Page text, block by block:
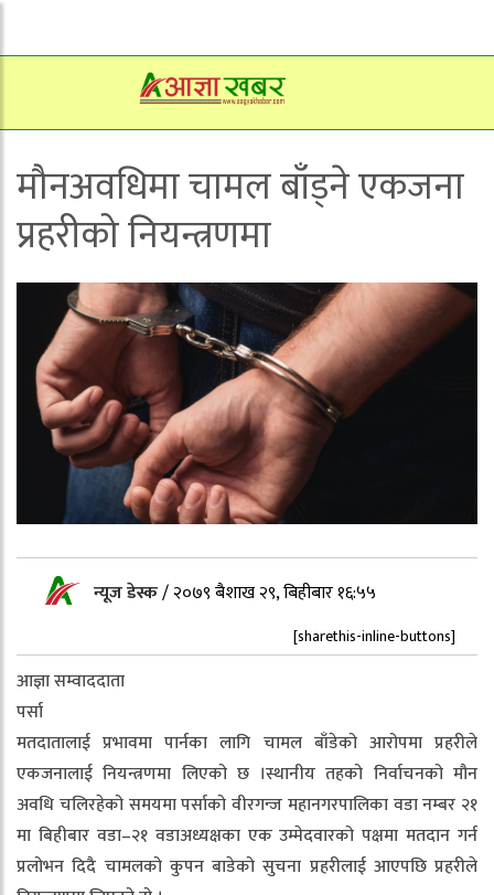
मौनअवधिमा चामल बाँड्ने एकजना
प्रहरीको नियन्त्रणमा
न्यूज डेस्क/२०७९ बैशाख २९, बिहीबार १६:५५
[sharethis-inline-buttons]
आज्ञा सम्वाददाता
पर्सा
मतदातालाई प्रभावमा पार्नका लागि चामल बाँडेको आरोपमा प्रहरीले
एकजनालाई नियन्त्रणमा लिएको छ ।स्थानीय तहको निर्वाचनको मौन
अवधि चलिरहेको समयमा पर्साको वीरगन्ज महानगरपालिका वडा नम्बर २१
मा बिहीबार वडा–२१ वडाअध्यक्षका एक उम्मेदवारको पक्षमा मतदान गर्न
प्रलोभन दिदै चामलको कुपन बाडेको सुचना प्रहरीलाई आएपछि प्रहरीले